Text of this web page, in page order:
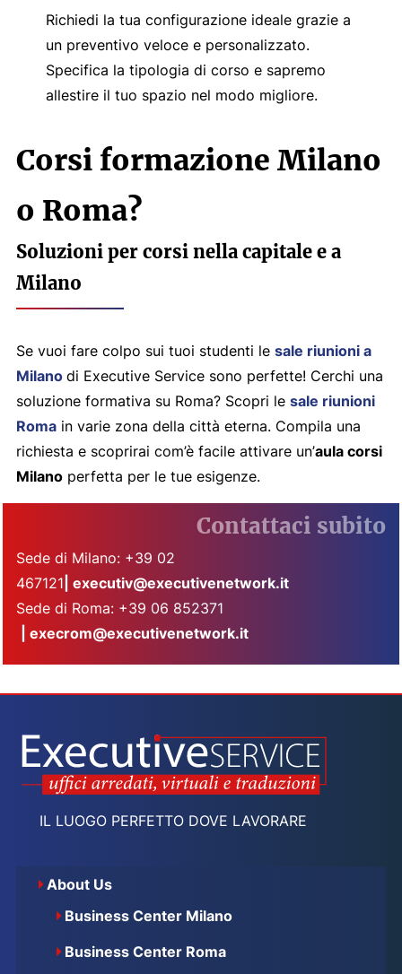
Richiedi la tua configurazione ideale grazie a
un preventivo veloce e personalizzato.
Specifica la tipologia di corso e sapremo
allestire il tuo spazio nel modo migliore.
Corsi formazione Milano
o Roma?
Soluzioni per corsi nella capitale e a
Milano
Se vuoi fare colpo sui tuoi studenti le sale riunioni a
Milano di Executive Service sono perfette! Cerchi una
soluzione formativa su Roma? Scopri le sale riunioni
Romain varie zona della città eterna. Compila una
richiesta e scoprirai com’è facile attivare un’aula corsi
Milanoperfetta per le tue esigenze.
Contattaci subito
Sede di Milano: +39 02
467121 executiv@executivenetwork.it
Sede di Roma: +39 06 852371
execrom@executivenetwork.it
IL LUOGO PERFETTO DOVE LAVORARE
About Us
Business Center Milano
Business Center Roma